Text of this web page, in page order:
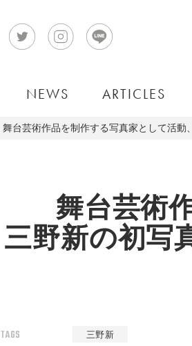
NEWS ARTICLES
舞台芸術作品を制作する写真家として活
舞台芸術
三野新の初写
TAGS 三野新